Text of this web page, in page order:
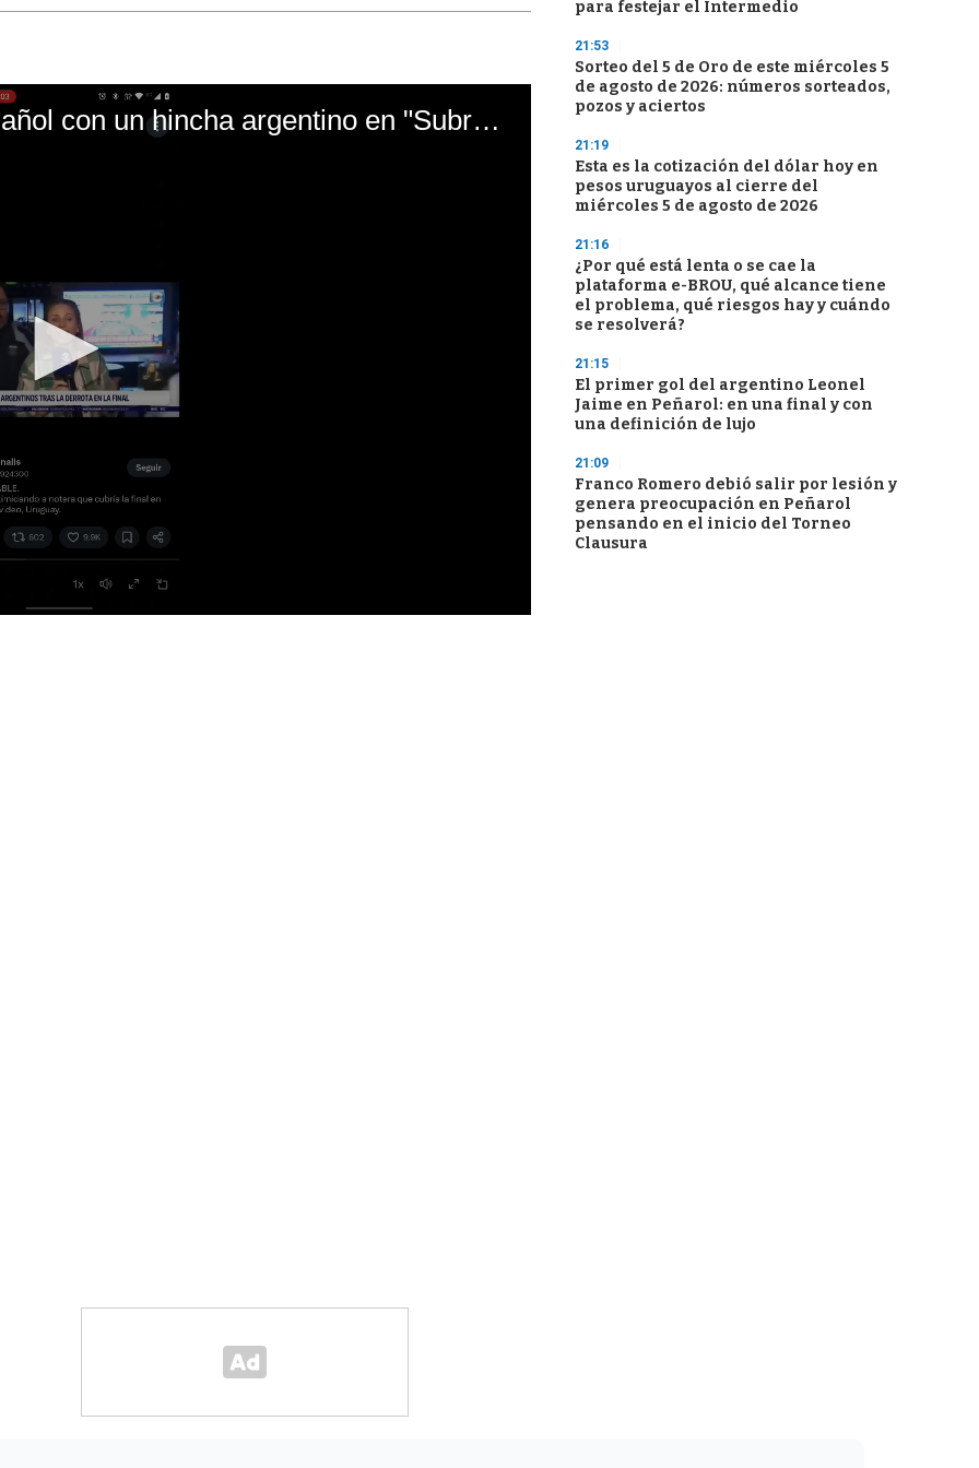
El mal momento de Yanina Gasañol con un hincha argentino en "Subrayado"
para festejar el Intermedio
21:53
Sorteo del 5 de Oro de este miércoles 5
de agosto de 2026: números sorteados,
pozos y aciertos
21:19
Esta es la cotización del dólar hoy en
pesos uruguayos al cierre del
miércoles 5 de agosto de 2026
21:16
¿Por qué está lenta o se cae la
plataforma e-BROU, qué alcance tiene
el problema, qué riesgos hay y cuándo
se resolverá?
21:15
El primer gol del argentino Leonel
Jaime en Peñarol: en una final y con
una definición de lujo
21:09
Franco Romero debió salir por lesión y
genera preocupación en Peñarol
pensando en el inicio del Torneo
Clausura